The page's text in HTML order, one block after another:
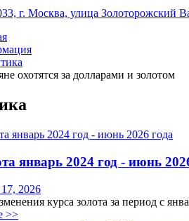
г. Москва, улица Золоторожский
охотятся за долларами и золотом
январь 2024 год - июнь
2026
курса золота за период с
>>